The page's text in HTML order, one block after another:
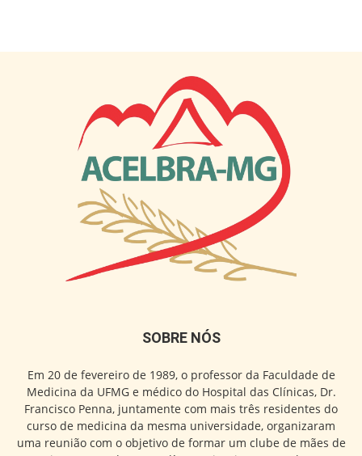
SOBRE NÓS
Em 20 de fevereiro de 1989, o professor da Faculdade de
Medicina da UFMG e médico do Hospital das Clínicas, Dr.
Francisco Penna, juntamente com mais três residentes do
curso de medicina da mesma universidade, organizaram
uma reunião com o objetivo de formar um clube de mães de